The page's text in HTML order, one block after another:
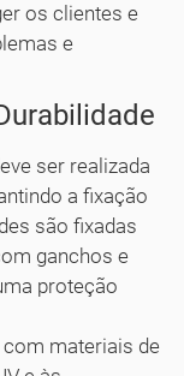
os clientes e
e
ser realizada
a fixação
são fixadas
ganchos e
proteção
materiais de